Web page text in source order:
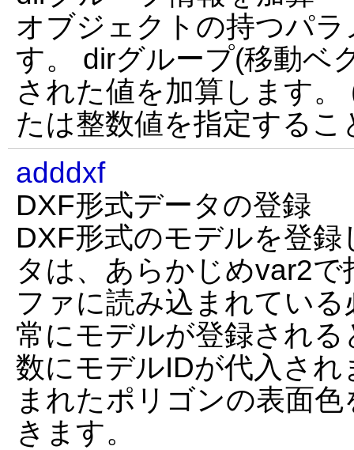
オブジェクトの持つパ
す。 dirグループ(移動ベ
された値を加算します
たは整数値を指定する
adddxf
DXF形式データの登録
DXF形式のモデルを登
タは、あらかじめvar2
ファに読み込まれてい
常にモデルが登録され
数にモデルIDが代入さ
まれたポリゴンの表面
きます。